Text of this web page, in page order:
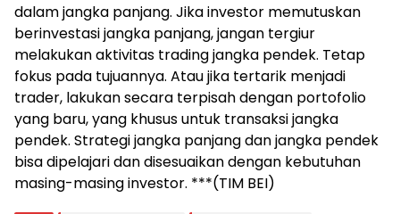
dalam jangka panjang. Jika investor memutuskan
berinvestasi jangka panjang, jangan tergiur
melakukan aktivitas trading jangka pendek. Tetap
fokus pada tujuannya. Atau jika tertarik menjadi
trader, lakukan secara terpisah dengan portofolio
yang baru, yang khusus untuk transaksi jangka
pendek. Strategi jangka panjang dan jangka pendek
bisa dipelajari dan disesuaikan dengan kebutuhan
masing-masing investor. ***(TIM BEI)